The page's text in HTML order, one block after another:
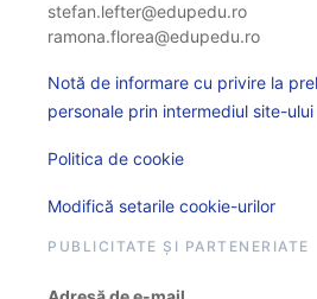
stefan.lefter@edupedu.ro
ramona.florea@edupedu.ro
Notă de informare cu privire la
personale prin intermediul site-ului
Politica de cookie
Modifică setarile cookie-urilor
PUBLICITATE ȘI PARTENERIATE